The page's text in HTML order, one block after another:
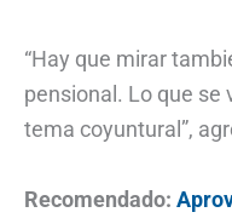
“Hay que mirar
pensional. Lo que se
tema coyuntural”,
Recomendado: